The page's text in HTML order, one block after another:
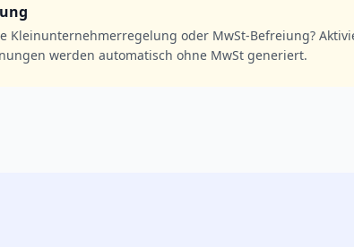
Kleinunternehmerregelung oder MwSt-Befreiung?
werden automatisch ohne MwSt generiert.